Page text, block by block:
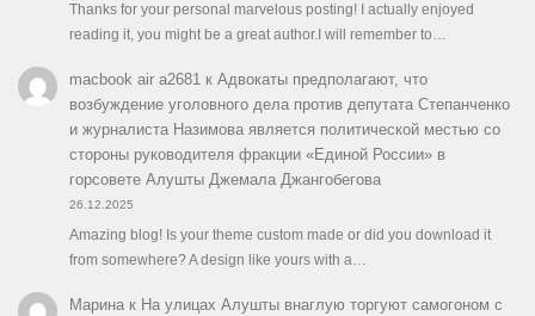
Thanks for your personal marvelous posting! I actually enjoyed
reading it, you might be a great author.I will remember to…
macbook air a2681к Адвокаты предполагают, что
возбуждение уголовного дела против депутата Степанченко
и журналиста Назимова является политической местью со
стороны руководителя фракции «Единой России» в
горсовете Алушты Джемала Джангобегова
26.12.2025
Amazing blog! Is your theme custom made or did you download it
from somewhere? A design like yours with a…
Маринак На улицах Алушты внаглую торгуют самогоном с